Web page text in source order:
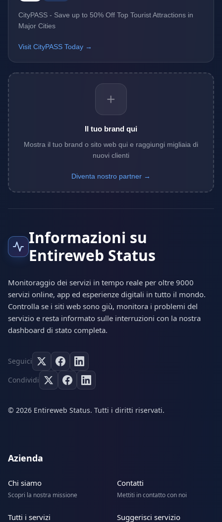
CityPASS - Save up to 50% Off Top Tourist Attractions in
Major Cities
Visit CityPASS Today →
+
Il tuo brand qui
Mostra il tuo brand o sito web qui e raggiungi migliaia di
nuovi clienti
Diventa nostro partner →
Informazioni su
Entireweb Status
Monitoraggio dei servizi in tempo reale per oltre 9000
servizi online, app ed esperienze digitali in tutto il mondo.
Controlla se i siti web sono giù, monitora i problemi del
servizio e resta informato sulle interruzioni con la nostra
dashboard di stato completa.
Seguici
Condividi
© 2026 Entireweb Status. Tutti i diritti riservati.
Azienda
Chi siamo
Scopri la nostra missione
Contatti
Mettiti in contatto con noi
Tutti i servizi Suggerisci servizio